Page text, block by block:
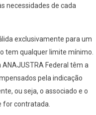
necessidades de cada
exclusivamente para um
tem qualquer limite mínimo.
Federal têm a
pela indicação
ou seja, o associado e o
for contratada.